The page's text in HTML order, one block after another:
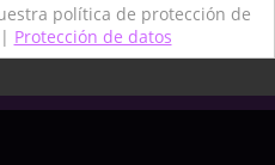
política de protección de
| Protección de datos